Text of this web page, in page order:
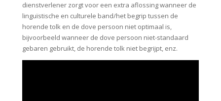
dienstverlener zorgt voor een extra aflossing wanneer de
linguïstische en culturele band/het begrip tussen de
horende tolk en de dove persoon niet optimaal is,
bijvoorbeeld wanneer de dove persoon niet-standaard
gebaren gebruikt, de horende tolk niet begrijpt, enz.